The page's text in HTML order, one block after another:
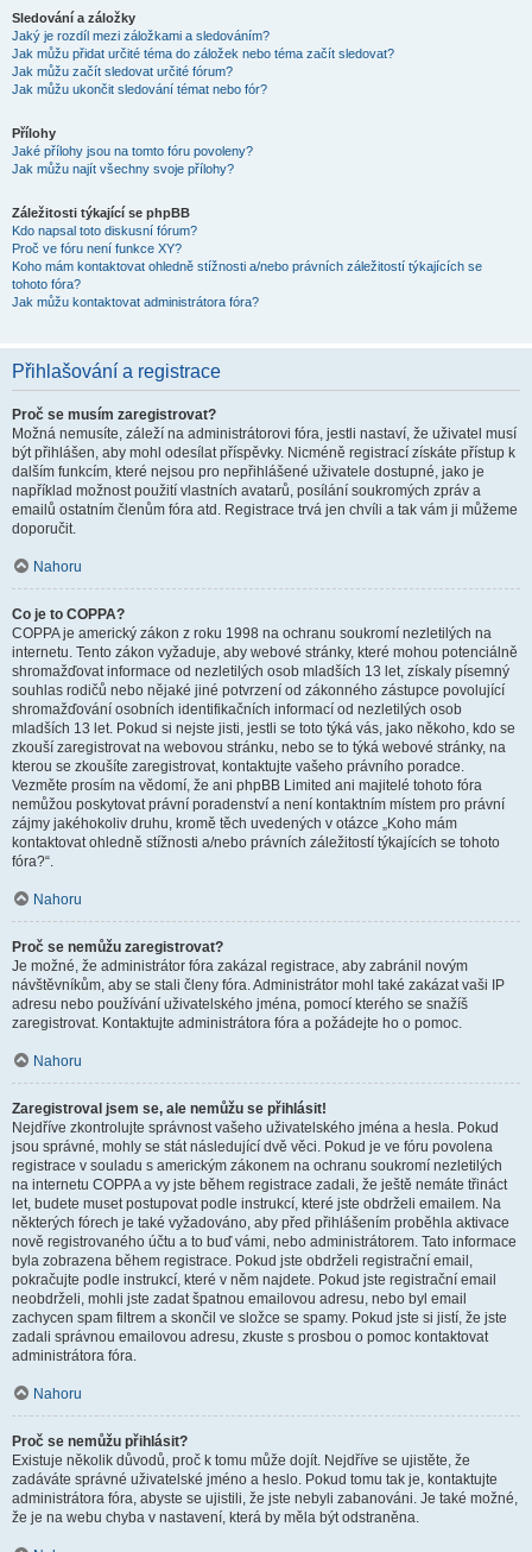
Sledování a záložky
Jaký je rozdíl mezi záložkami a sledováním?
Jak můžu přidat určité téma do záložek nebo téma začít sledovat?
Jak můžu začít sledovat určité fórum?
Jak můžu ukončit sledování témat nebo fór?
Přílohy
Jaké přílohy jsou na tomto fóru povoleny?
Jak můžu najít všechny svoje přílohy?
Záležitosti týkající se phpBB
Kdo napsal toto diskusní fórum?
Proč ve fóru není funkce XY?
Koho mám kontaktovat ohledně stížnosti a/nebo právních záležitostí týkajících se
tohoto fóra?
Jak můžu kontaktovat administrátora fóra?
Přihlašování a registrace
Proč se musím zaregistrovat?
Možná nemusíte, záleží na administrátorovi fóra, jestli nastaví, že uživatel musí
být přihlášen, aby mohl odesílat příspěvky. Nicméně registrací získáte přístup k
dalším funkcím, které nejsou pro nepřihlášené uživatele dostupné, jako je
například možnost použití vlastních avatarů, posílání soukromých zpráv a
emailů ostatním členům fóra atd. Registrace trvá jen chvíli a tak vám ji můžeme
doporučit.
Nahoru
Co je to COPPA?
COPPA je americký zákon z roku 1998 na ochranu soukromí nezletilých na
internetu. Tento zákon vyžaduje, aby webové stránky, které mohou potenciálně
shromažďovat informace od nezletilých osob mladších 13 let, získaly písemný
souhlas rodičů nebo nějaké jiné potvrzení od zákonného zástupce povolující
shromažďování osobních identifikačních informací od nezletilých osob
mladších 13 let. Pokud si nejste jisti, jestli se toto týká vás, jako někoho, kdo se
zkouší zaregistrovat na webovou stránku, nebo se to týká webové stránky, na
kterou se zkoušíte zaregistrovat, kontaktujte vašeho právního poradce.
Vezměte prosím na vědomí, že ani phpBB Limited ani majitelé tohoto fóra
nemůžou poskytovat právní poradenství a není kontaktním místem pro právní
zájmy jakéhokoliv druhu, kromě těch uvedených v otázce „Koho mám
kontaktovat ohledně stížnosti a/nebo právních záležitostí týkajících se tohoto
fóra?“.
Nahoru
Proč se nemůžu zaregistrovat?
Je možné, že administrátor fóra zakázal registrace, aby zabránil novým
návštěvníkům, aby se stali členy fóra. Administrátor mohl také zakázat vaši IP
adresu nebo používání uživatelského jména, pomocí kterého se snažíš
zaregistrovat. Kontaktujte administrátora fóra a požádejte ho o pomoc.
Nahoru
Zaregistroval jsem se, ale nemůžu se přihlásit!
Nejdříve zkontrolujte správnost vašeho uživatelského jména a hesla. Pokud
jsou správné, mohly se stát následující dvě věci. Pokud je ve fóru povolena
registrace v souladu s americkým zákonem na ochranu soukromí nezletilých
na internetu COPPA a vy jste během registrace zadali, že ještě nemáte třináct
let, budete muset postupovat podle instrukcí, které jste obdrželi emailem. Na
některých fórech je také vyžadováno, aby před přihlášením proběhla aktivace
nově registrovaného účtu a to buď vámi, nebo administrátorem. Tato informace
byla zobrazena během registrace. Pokud jste obdrželi registrační email,
pokračujte podle instrukcí, které v něm najdete. Pokud jste registrační email
neobdrželi, mohli jste zadat špatnou emailovou adresu, nebo byl email
zachycen spam filtrem a skončil ve složce se spamy. Pokud jste si jistí, že jste
zadali správnou emailovou adresu, zkuste s prosbou o pomoc kontaktovat
administrátora fóra.
Nahoru
Proč se nemůžu přihlásit?
Existuje několik důvodů, proč k tomu může dojít. Nejdříve se ujistěte, že
zadáváte správné uživatelské jméno a heslo. Pokud tomu tak je, kontaktujte
administrátora fóra, abyste se ujistili, že jste nebyli zabanováni. Je také možné,
že je na webu chyba v nastavení, která by měla být odstraněna.